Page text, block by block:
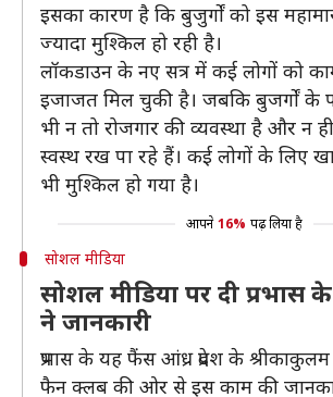
इसका कारण है कि बुजुर्गों को इस
ज्यादा मुश्किल हो रही है।
लॉकडाउन के नए सत्र में कई लोगों को
इजाजत मिल चुकी है। जबकि बुजर्गों के
भी न तो रोजगार की व्यवस्था है और न
स्वस्थ रख पा रहे हैं। कई लोगों के लिए
भी मुश्किल हो गया है।
आपने 16% पढ़ लिया है
सोशल मीडिया
सोशल मीडिया पर दी
ने जानकारी
प्रभास के यह फैंस आंध्र प्रदेश के
फैन क्लब की ओर से इस काम की